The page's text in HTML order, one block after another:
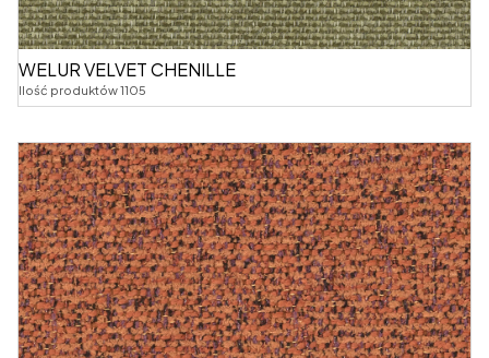
WELUR VELVET CHENILLE
Ilość produktów 1105